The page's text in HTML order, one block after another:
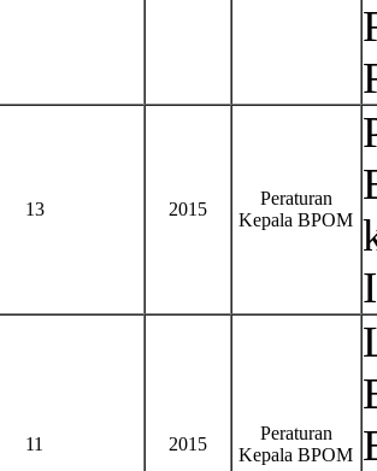
13 2015
Peraturan
Kepala BPOM
11 2015
Peraturan
Kepala BPOM